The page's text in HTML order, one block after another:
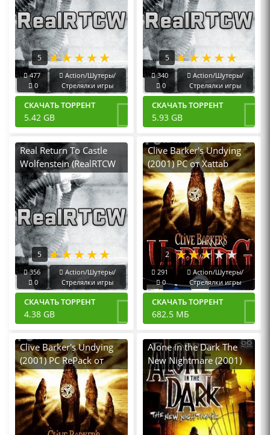
PC Лицензия GOG + 3
DLC
5
477
0
Action/Шутеры/
Стрелялки игры
СКАЧАТЬ ТОРРЕНТ
5.42 GB
PC RePack от FitGirl
5
340
0
Action/Шутеры/
Стрелялки игры
СКАЧАТЬ ТОРРЕНТ
5.93 GB
Real Return To Castle
Wolfenstein (RealRTCW
Mod) v.Build 21183514
[RUS|ENG] (2001-2020)
PC Пиратка Portable +
All DLC
5
356
0
Action/Шутеры/
Стрелялки игры
СКАЧАТЬ ТОРРЕНТ
4.38 GB
Clive Barker's Undying
(2001) PC от Xattab
2
291
0
Action/Шутеры/
Стрелялки игры
СКАЧАТЬ ТОРРЕНТ
682.5 МБ
Clive Barker's Undying
(2001) PC RePack от
R.G. Механики
Alone in the Dark The
New Nightmare (2001)
PC